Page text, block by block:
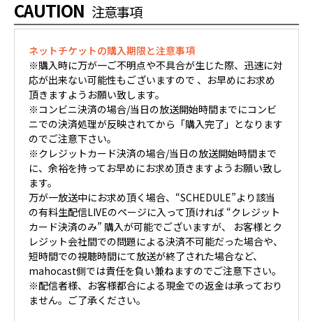
CAUTION 注意事項
ネットチケットの購入期限と注意事項
※購入時に万が一ご不明点や不具合が生じた際、迅速に対
応が出来ない可能性もございますので 、お早めにお求め
頂きますようお願い致します。
※コンビニ決済の場合/当日の放送開始時間までにコンビ
ニでの決済処理が反映されてから「購入完了」となります
のでご注意下さい。
※クレジットカード決済の場合/当日の放送開始時間まで
に、余裕を持ってお早めにお求め頂きますようお願い致し
ます。
万が一放送中にお求め頂く場合、“SCHEDULE”より該当
の有料生配信LIVEのページに入って頂ければ “クレジット
カード決済のみ” 購入が可能でございますが、 お客様とク
レジット会社間での問題による決済不可能だった場合や、
短時間での視聴時間にて放送が終了された場合など、
mahocast側では責任を負い兼ねますのでご注意下さい。
※配信者様、お客様都合による現金での返金は承っており
ません。ご了承ください。